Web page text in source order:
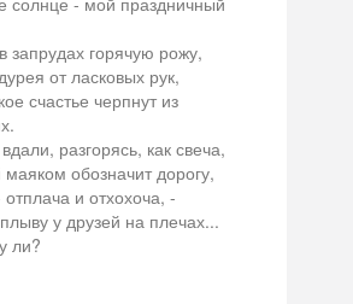
запрудах горячую рожу,
от ласковых рук,
счастье черпнут из
разгорясь, как свеча,
обозначит дорогу,
отплача и отхохоча, -
у друзей на плечах...
ли?